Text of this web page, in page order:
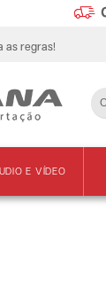
as regras!
E VÍDEO